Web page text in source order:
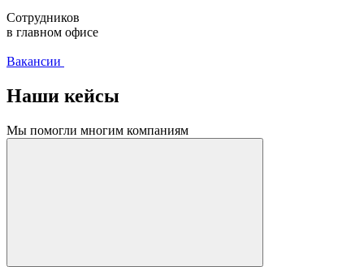
Сотрудников
в главном офисе
Вакансии
Наши кейсы
Мы помогли многим компаниям